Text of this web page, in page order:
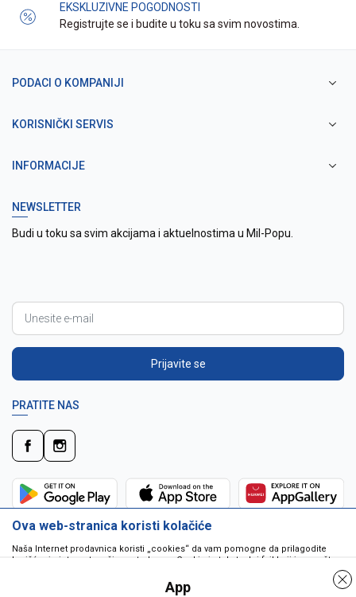
EKSKLUZIVNE POGODNOSTI
Registrujte se i budite u toku sa svim novostima.
PODACI O KOMPANIJI
KORISNIČKI SERVIS
INFORMACIJE
NEWSLETTER
Budi u toku sa svim akcijama i aktuelnostima u Mil-Popu.
Prijavite se
PRATITE NAS
Ova web-stranica koristi kolačiće
Naša Internet prodavnica koristi „cookies“ da vam pomogne da prilagodite
korišćenje interneta vašim potrebama. Cookie je tekstualni fajl koji je smešten
da pokrenu program ili da isporuče virus vašem računaru. Cookie-i su
jedinstveno dodeljeni vama, i jedino mogu biti pročitani od strane web servera
App